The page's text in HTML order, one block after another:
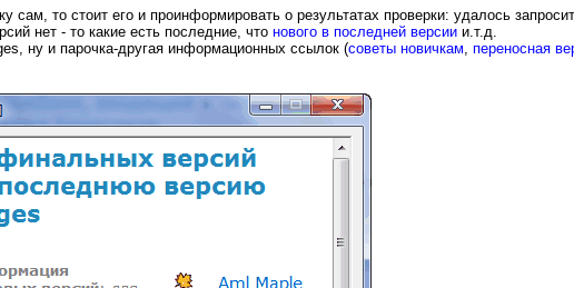
сам, то стоит его и проинформировать о результатах проверки: удалось
нет - то какие есть последние, что нового в последней версии и.т.д.
ну и парочка-другая информационных ссылок (советы новичкам переносная